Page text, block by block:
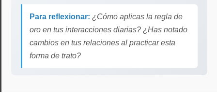
Para reflexionar: ¿Cómo aplicas la regla de
oro en tus interacciones diarias? ¿Has notado
cambios en tus relaciones al practicar esta
forma de trato?